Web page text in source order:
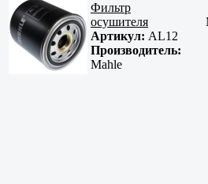
Фильтр
осушителя
Артикул: AL12
Производитель:
Mahle